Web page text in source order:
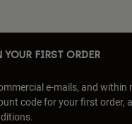
FIRST ORDER
e-mails, and within
code for your first order,